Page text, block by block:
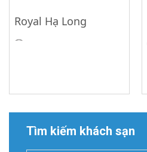
Royal Hạ Long
Tìm kiếm khách sạn